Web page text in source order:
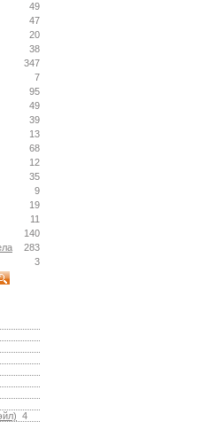
49
47
20
38
347
7
95
49
39
13
68
12
35
9
19
11
140
283
3
4